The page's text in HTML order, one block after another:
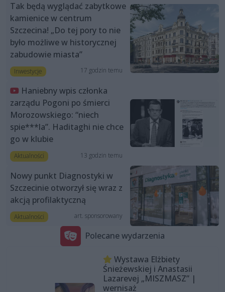
Tak będą wyglądać zabytkowe
kamienice w centrum
Szczecina! „Do tej pory to nie
było możliwe w historycznej
zabudowie miasta”
Inwestycje 17 godzin temu
Haniebny wpis członka
zarządu Pogoni po śmierci
Morozowskiego: “niech
spie***la”. Haditaghi nie chce
go w klubie
Aktualności 13 godzin temu
Nowy punkt Diagnostyki w
Szczecinie otworzył się wraz z
akcją profilaktyczną
Aktualności art. sponsorowany
Polecane wydarzenia
Wystawa Elżbiety
Śnieżewskiej i Anastasii
Lazarevej „MISZMASZ” |
wernisaż